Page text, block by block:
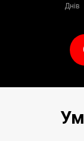
Днів